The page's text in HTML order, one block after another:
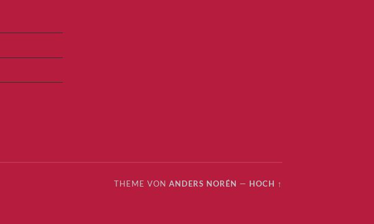
THEME VON ANDERS NORÉN — HOCH ↑